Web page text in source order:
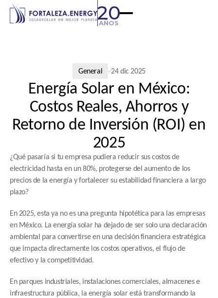
20
AÑOS
General 24 dic 2025
Energía Solar en México:
Costos Reales, Ahorros y
Retorno de Inversión (ROI) en
2025
¿Qué pasaría si tu empresa pudiera reducir sus costos de
electricidad hasta en un 80%, protegerse del aumento de los
precios de la energía y fortalecer su estabilidad financiera a largo
plazo?
En 2025, esta ya no es una pregunta hipotética para las empresas
en México. La energía solar ha dejado de ser solo una declaración
ambiental para convertirse en una decisión financiera estratégica
que impacta directamente los costos operativos, el flujo de
efectivo y la competitividad.
En parques industriales, instalaciones comerciales, almacenes e
infraestructura pública, la energía solar está transformando la